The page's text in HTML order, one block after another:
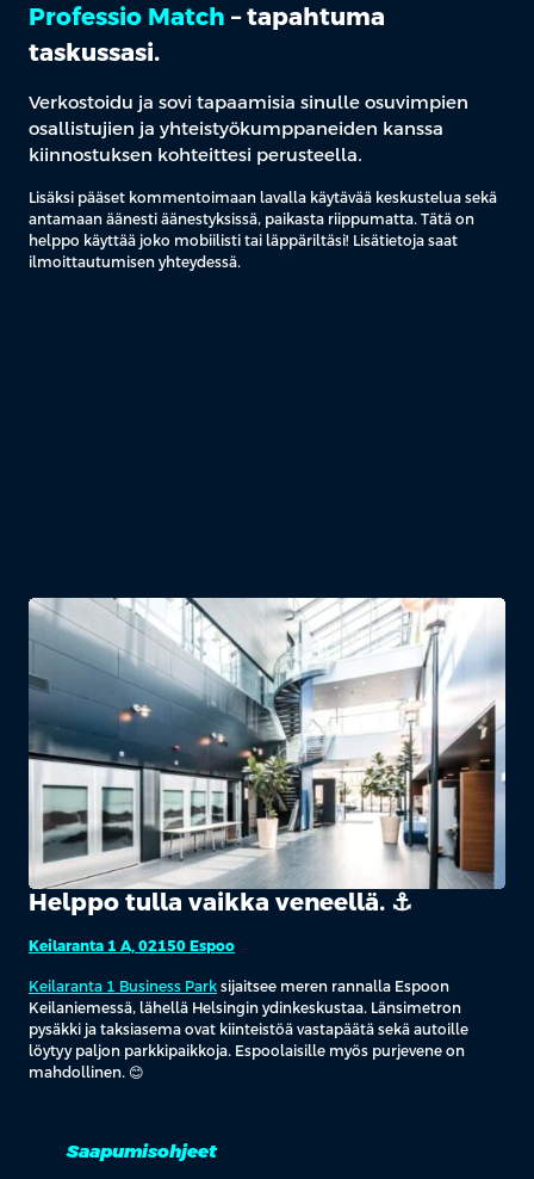
Professio Match – tapahtuma
taskussasi.
Verkostoidu ja sovi tapaamisia sinulle osuvimpien
osallistujien ja yhteistyökumppaneiden kanssa
kiinnostuksen kohteittesi perusteella.
Lisäksi pääset kommentoimaan lavalla käytävää keskustelua sekä
antamaan äänesti äänestyksissä, paikasta riippumatta. Tätä on
helppo käyttää joko mobiilisti tai läppäriltäsi! Lisätietoja saat
ilmoittautumisen yhteydessä.
Helppo tulla vaikka veneellä. ⚓️
Keilaranta 1 A, 02150 Espoo
Keilaranta 1 Business Park sijaitsee meren rannalla Espoon
Keilaniemessä, lähellä Helsingin ydinkeskustaa. Länsimetron
pysäkki ja taksiasema ovat kiinteistöä vastapäätä sekä autoille
löytyy paljon parkkipaikkoja. Espoolaisille myös purjevene on
mahdollinen. 😊
Saapumisohjeet